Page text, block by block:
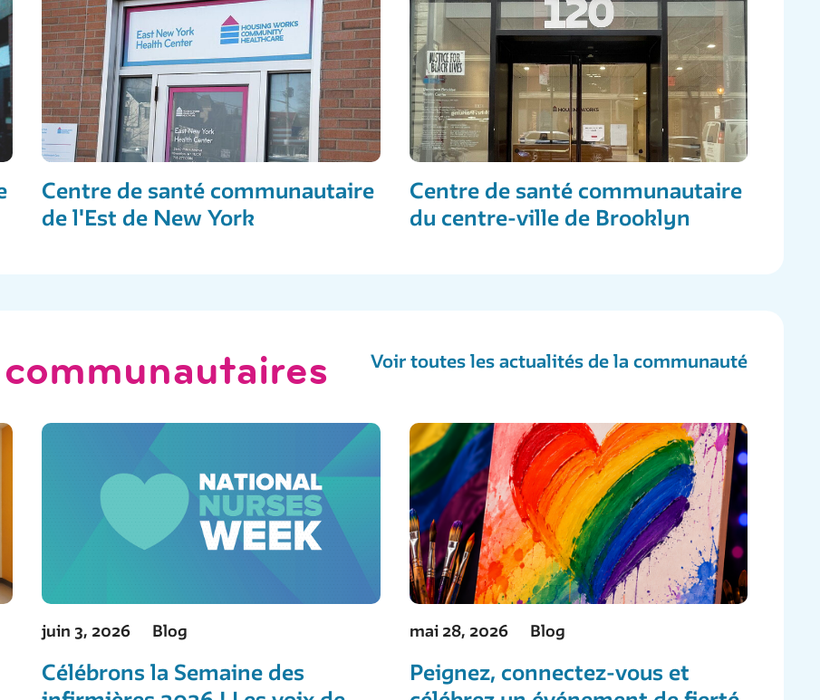
Centre de santé communautaire
de l'Est de New York
Centre de santé communautaire
du centre-ville de Brooklyn
Voir toutes les actualités de la communauté
juin 3, 2026 Blog
Célébrons la Semaine des
mai 28, 2026 Blog
Peignez, connectez-vous et